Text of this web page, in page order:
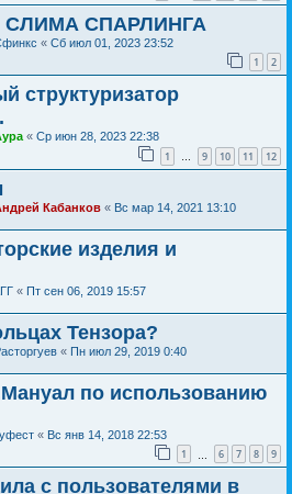
СПАРЛИНГА
« Сб июл 01, 2023 23:52
1 2
структуризатор
« Ср июн 28, 2023 22:38
1 … 9 10 11 12
Кабанков « Вс мар 14, 2021 13:10
изделия и
« Пт сен 06, 2019 15:57
Тензора?
« Пн июл 29, 2019 0:40
по использованию
« Вс янв 14, 2018 22:53
1 6 7 8 9
с пользователями в